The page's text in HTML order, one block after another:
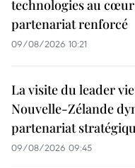
technologies au cœur
partenariat renforcé
09/08/2026 10:21
La visite du leader
Nouvelle-Zélande
partenariat
09/08/2026 09:45